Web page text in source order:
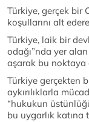
Türkiye, gerçek bir
koşullarını alt
Türkiye, laik bir
odağı”nda yer
aşarak bu noktaya
Türkiye gerçekten
aykırılıklarla
“hukukun
bu uygarlık katına